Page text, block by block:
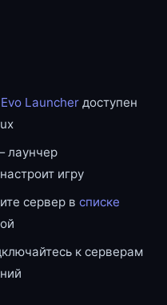
Launcher доступен
лаунчер
игру
сервер в списке
к серверам